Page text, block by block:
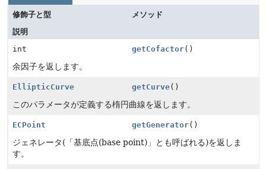
修飾子と型
メソッド
説明
int
getCofactor()
余因子を返します。
EllipticCurve getCurve()
このパラメータが定義する楕円曲線を返します。
ECPoint getGenerator()
ジェネレータ(「基底点(base point)」とも呼ばれる)を返しま
す。